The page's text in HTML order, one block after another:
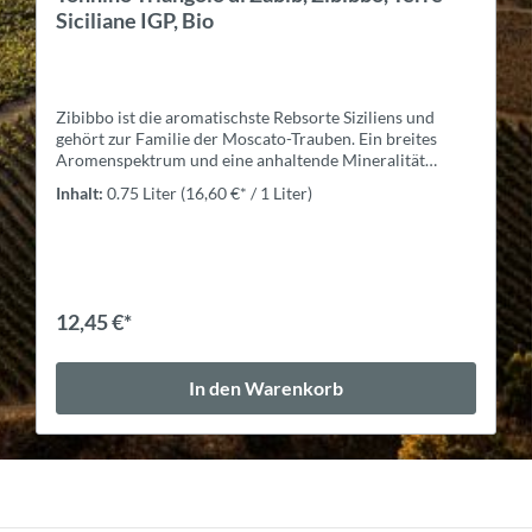
Bio
Die Grillo-Reben gedeihen auf der besonderen Parzelle
El Pero an den steilen Hängen des Weinguts Tonnino. Die
Parzelle wird von einem Wildbirnenhain überragt, der
seinen Namen verleiht.Expertise3-4 Monate Reifung in
Inhalt: 0.75 Liter (16,60 €* / 1 Liter)
12,45 €*
In den Warenkorb